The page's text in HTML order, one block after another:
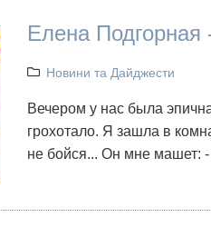
Елена Подгорная
Новини та Дайджести
Вечером у нас была
грохотало. Я зашла в
не бойся... Он мне машет: